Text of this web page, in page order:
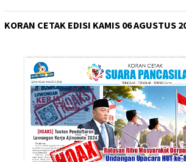
KORAN CETAK EDISI KAMIS 06 AGUSTUS